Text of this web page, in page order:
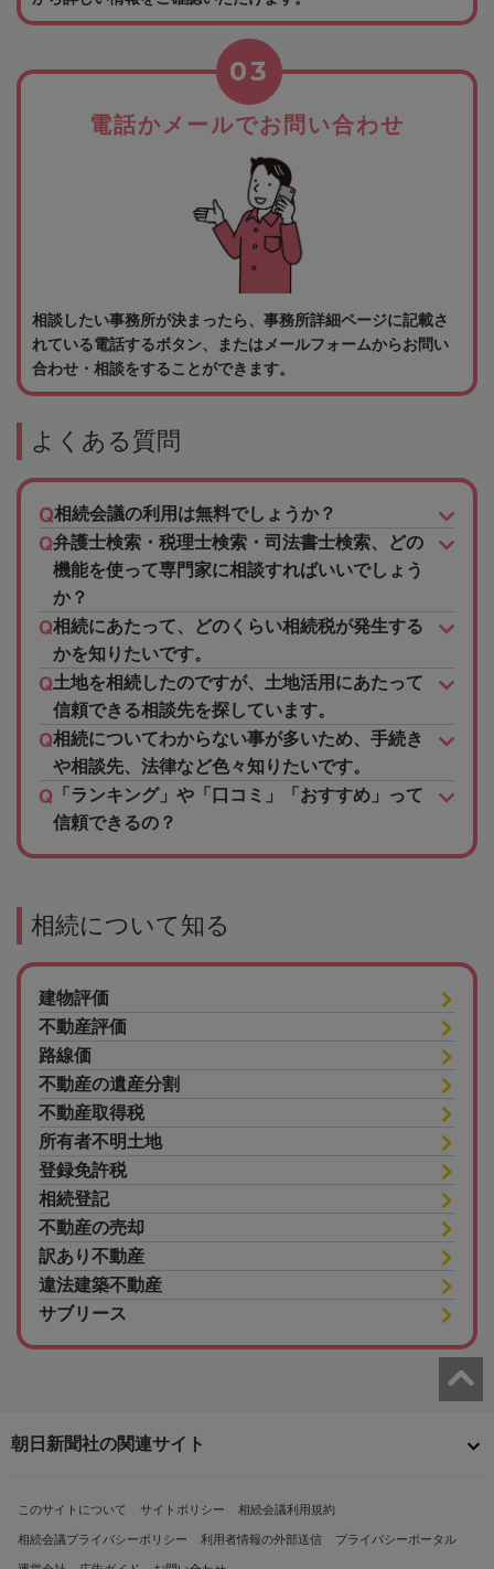
電話かメールでお問い合わせ
03
相談したい事務所が決まったら、事務所詳細ページに記載さ
れている電話するボタン、またはメールフォームからお問い
合わせ・相談をすることができます。
よくある質問
相続会議の利用は無料でしょうか？
弁護士検索・税理士検索・司法書士検索、どの
機能を使って専門家に相談すればいいでしょう
か？
相続にあたって、どのくらい相続税が発生する
かを知りたいです。
土地を相続したのですが、土地活用にあたって
信頼できる相談先を探しています。
相続についてわからない事が多いため、手続き
や相談先、法律など色々知りたいです。
「ランキング」や「口コミ」「おすすめ」って
信頼できるの？
相続について知る
建物評価
不動産評価
路線価
不動産の遺産分割
不動産取得税
所有者不明土地
登録免許税
相続登記
不動産の売却
訳あり不動産
違法建築不動産
サブリース
朝日新聞社の関連サイト
このサイトについて サイトポリシー 相続会議利用規約
相続会議プライバシーポリシー 利用者情報の外部送信 プライバシーポータル